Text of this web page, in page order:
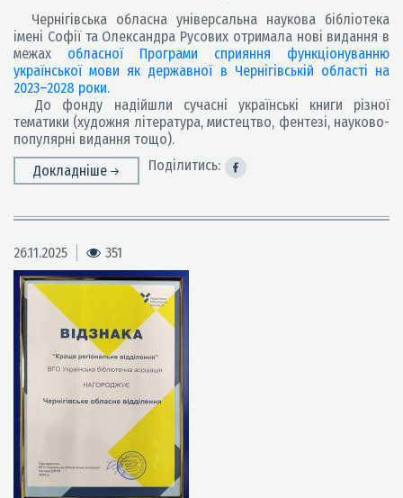
Чернігівська обласна універсальна наукова бібліотека
імені Софії та Олександра Русових отримала нові видання в
межах обласної Програми сприяння функціонуванню
української мови як державної в Чернігівській області на
2023–2028 роки.
До фонду надійшли сучасні українські книги різної
тематики (художня література, мистецтво, фентезі, науково-
популярні видання тощо).
Докладніше
Поділитись:
26.11.2025 351